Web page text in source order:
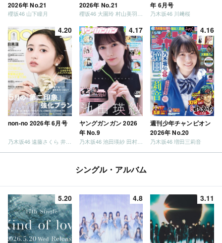
2026年 No.21
櫻坂46 山下瞳月
2026年 No.21
年 6月号
乃木坂46 川﨑桜
4.20
non-no 2026年 6月号
4.17
ヤングガンガン 2026
年 No.9
乃木坂46 池田瑛紗 田村真佑
4.16
週刊少年チャンピオン
2026年 No.20
乃木坂46 増田三莉音
シングル・アルバム
5.20 4.8 3.11